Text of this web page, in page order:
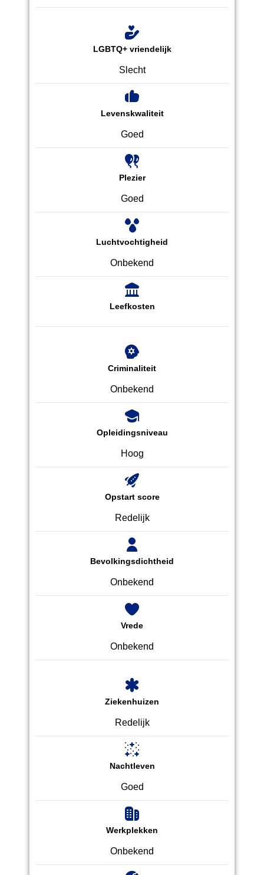
LGBTQ+ vriendelijk
Slecht
Levenskwaliteit
Goed
Plezier
Goed
Luchtvochtigheid
Onbekend
Leefkosten
Criminaliteit
Onbekend
Opleidingsniveau
Hoog
Opstart score
Redelijk
Bevolkingsdichtheid
Onbekend
Vrede
Onbekend
Ziekenhuizen
Redelijk
Nachtleven
Goed
Werkplekken
Onbekend